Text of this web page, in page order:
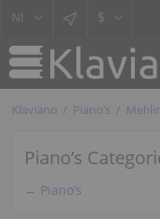
$
Klaviano Piano’s
Piano’s
← Piano’s